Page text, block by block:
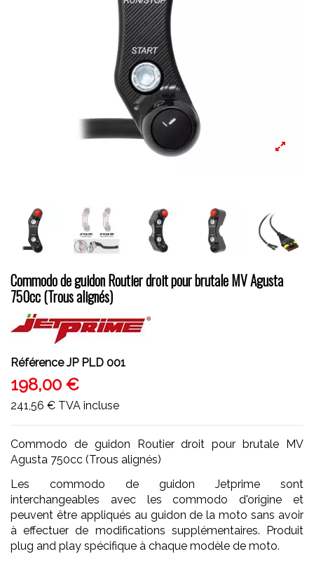
Commodo de guidon Routier droit pour brutale MV Agusta
750cc (Trous alignés)
Référence JP PLD 001
198,00 €
241,56 € TVA incluse
Commodo de guidon Routier droit pour brutale MV
Agusta 750cc (Trous alignés)
Les commodo de guidon Jetprime sont
interchangeables avec les commodo d'origine et
peuvent être appliqués au guidon de la moto sans avoir
à effectuer de modifications supplémentaires. Produit
plug and play spécifique à chaque modèle de moto.